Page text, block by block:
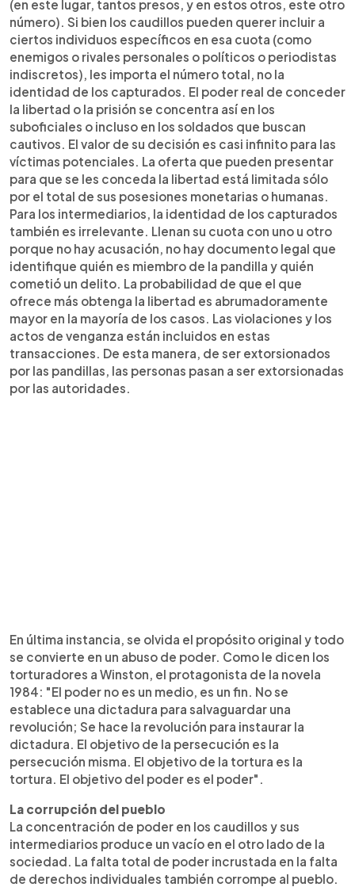
(en este lugar, tantos presos, y en estos otros, este otro
número). Si bien los caudillos pueden querer incluir a
ciertos individuos específicos en esa cuota (como
enemigos o rivales personales o políticos o periodistas
indiscretos), les importa el número total, no la
identidad de los capturados. El poder real de conceder
la libertad o la prisión se concentra así en los
suboficiales o incluso en los soldados que buscan
cautivos. El valor de su decisión es casi infinito para las
víctimas potenciales. La oferta que pueden presentar
para que se les conceda la libertad está limitada sólo
por el total de sus posesiones monetarias o humanas.
Para los intermediarios, la identidad de los capturados
también es irrelevante. Llenan su cuota con uno u otro
porque no hay acusación, no hay documento legal que
identifique quién es miembro de la pandilla y quién
cometió un delito. La probabilidad de que el que
ofrece más obtenga la libertad es abrumadoramente
mayor en la mayoría de los casos. Las violaciones y los
actos de venganza están incluidos en estas
transacciones. De esta manera, de ser extorsionados
por las pandillas, las personas pasan a ser extorsionadas
por las autoridades.
En última instancia, se olvida el propósito original y todo
se convierte en un abuso de poder. Como le dicen los
torturadores a Winston, el protagonista de la novela
1984: "El poder no es un medio, es un fin. No se
establece una dictadura para salvaguardar una
revolución; Se hace la revolución para instaurar la
dictadura. El objetivo de la persecución es la
persecución misma. El objetivo de la tortura es la
tortura. El objetivo del poder es el poder".
La corrupción del pueblo
La concentración de poder en los caudillos y sus
intermediarios produce un vacío en el otro lado de la
sociedad. La falta total de poder incrustada en la falta
de derechos individuales también corrompe al pueblo.